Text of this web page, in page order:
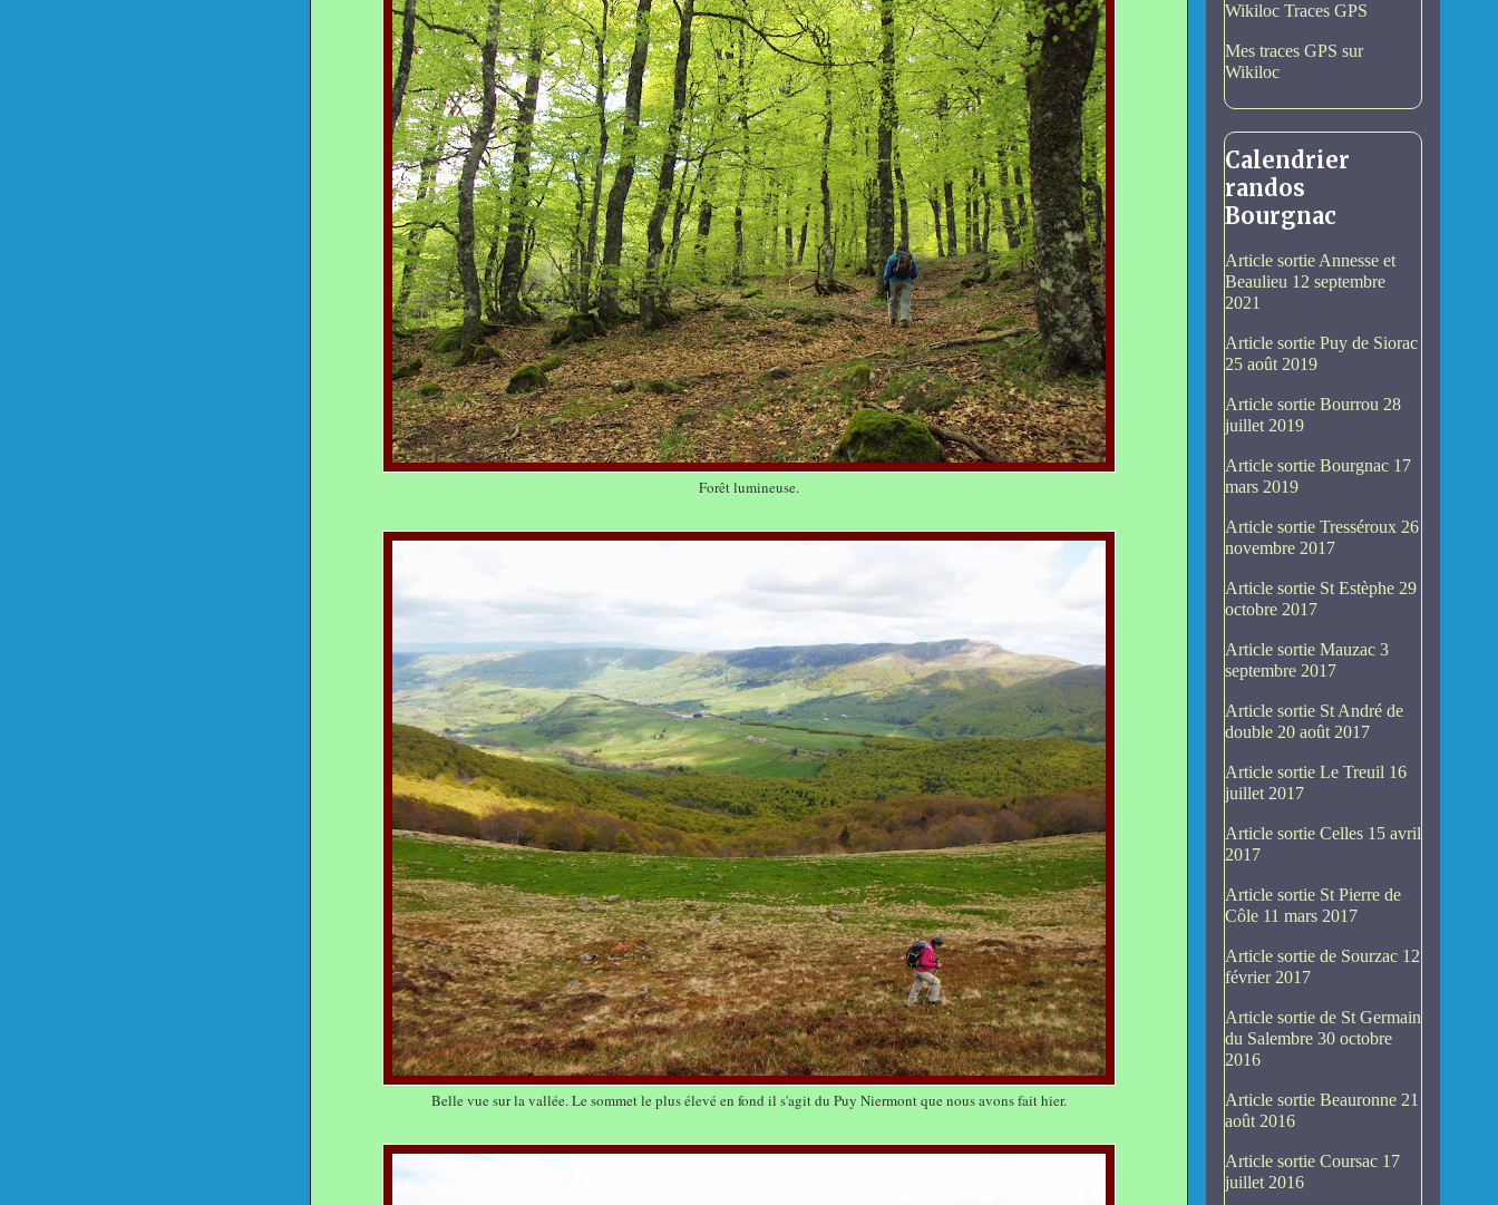
Forêt lumineuse.
Belle vue sur la vallée. Le sommet le plus élevé en fond il s'agit du Puy Niermont que nous avons fait hier.
Wikiloc Traces GPS
Mes traces GPS sur
Wikiloc
Calendrier
randos
Bourgnac
Article sortie Annesse et
Beaulieu 12 septembre
2021
Article sortie Puy de Siorac
25 août 2019
Article sortie Bourrou 28
juillet 2019
Article sortie Bourgnac 17
mars 2019
Article sortie Tresséroux 26
novembre 2017
Article sortie St Estèphe 29
octobre 2017
Article sortie Mauzac 3
septembre 2017
Article sortie St André de
double 20 août 2017
Article sortie Le Treuil 16
juillet 2017
Article sortie Celles 15 avril
2017
Article sortie St Pierre de
Côle 11 mars 2017
Article sortie de Sourzac 12
février 2017
Article sortie de St Germain
du Salembre 30 octobre
2016
Article sortie Beauronne 21
août 2016
Article sortie Coursac 17
juillet 2016